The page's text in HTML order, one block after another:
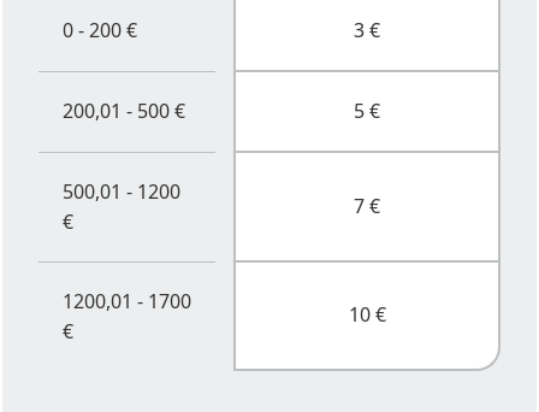
0 - 200 € 3 €
200,01 - 500 € 5 €
500,01 - 1200
€
7 €
1200,01 - 1700
€
10 €